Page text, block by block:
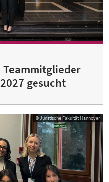
Teammitglieder
gesucht
© Juristische Fakultät Hannover